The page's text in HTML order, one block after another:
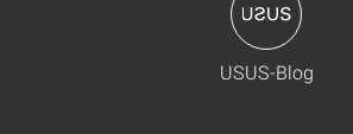
USUS-Blog